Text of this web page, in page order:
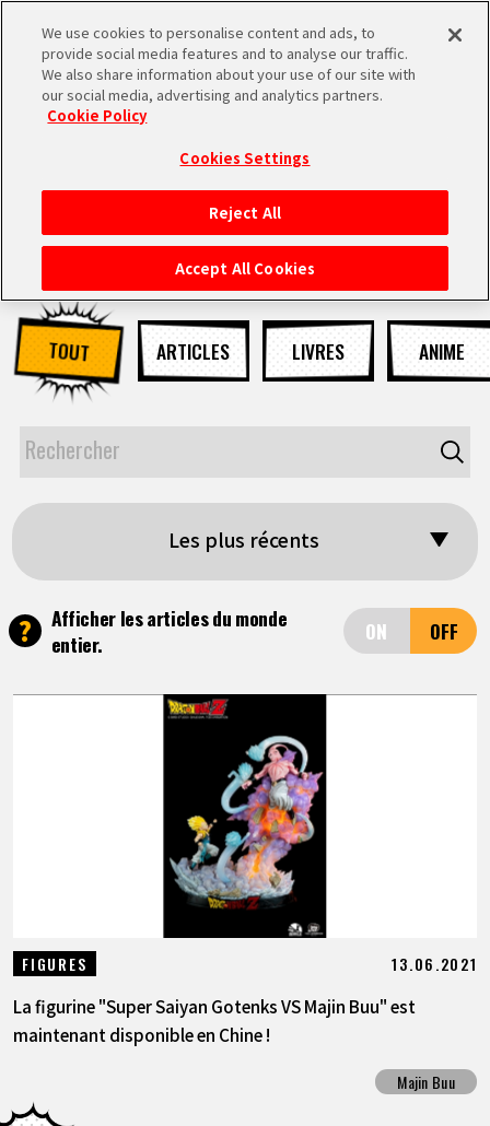
MEN
ACCUEIL
NEWS
À NE PAS MANQUER
VIDÉOS
ARTICLES
LANGUAGE
JP
EN FR DE ES
NEWS
TOUT ARTICLES LIVRES ANIME
Les plus récents
?
Afficher les articles du monde
entier.
FIGURES 13.06.2021
La figurine "Super Saiyan Gotenks VS Majin Buu" est
maintenant disponible en Chine !
Majin Buu
We use cookies to personalise content and ads, to
provide social media features and to analyse our traffic.
We also share information about your use of our site with
our social media, advertising and analytics partners.
Cookie Policy
Cookies Settings
Reject All
Accept All Cookies